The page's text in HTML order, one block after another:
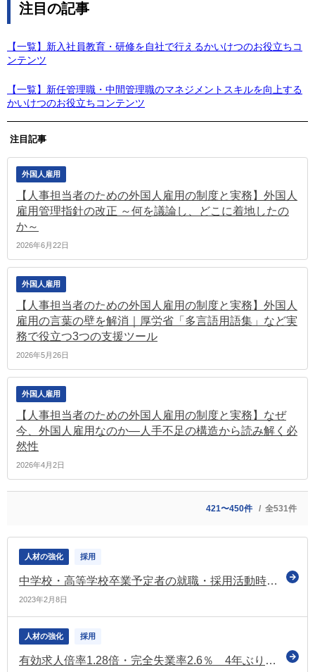
注目の記事
【一覧】新入社員教育・研修を自社で行えるかいけつのお役立ちコ
ンテンツ
【一覧】新任管理職・中間管理職のマネジメントスキルを向上する
かいけつのお役立ちコンテンツ
注目記事
外国人雇用
【人事担当者のための外国人雇用の制度と実務】外国人
雇用管理指針の改正 ～何を議論し、どこに着地したの
か～
2026年6月22日
外国人雇用
【人事担当者のための外国人雇用の制度と実務】外国人
雇用の言葉の壁を解消｜厚労省「多言語用語集」など実
務で役立つ3つの支援ツール
2026年5月26日
外国人雇用
【人事担当者のための外国人雇用の制度と実務】なぜ
今、外国人雇用なのか―人手不足の構造から読み解く必
然性
2026年4月2日
421〜450件 全531件
人材の強化 採用
中学校・高等学校卒業予定者の就職・採用活動時期について（厚労省）
2023年2月8日
人材の強化 採用
有効求人倍率1.28倍・完全失業率2.6％ 4年ぶりに改善 令和4年平均